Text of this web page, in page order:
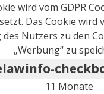
wird vom GDPR
Das Cookie wird
Nutzers zu den
„Werbung“ zu
11 Monate